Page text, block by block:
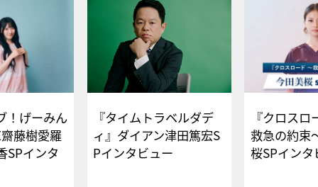
！げーみん
藤樹愛羅
SPインタ
『タイムトラベルダデ
ィ』ダイアン津田篤宏S
Pインタビュー
『クロス
救急の約束
桜SPイ